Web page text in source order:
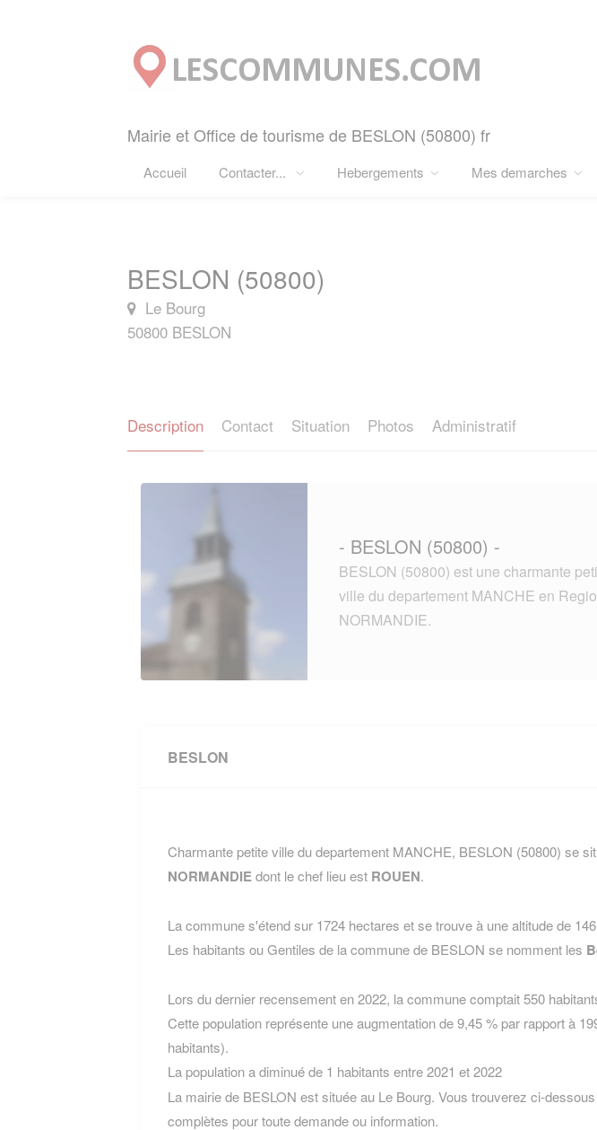
Mairie et Office de tourisme de BESLON (50800) fr
Accueil Contacter... Hebergements Mes demarches
BESLON (50800)
Le Bourg
50800 BESLON
Description Contact Situation Photos Administratif
- BESLON (50800) -
BESLON (50800) est une charmante
ville du departement MANCHE en
NORMANDIE.
BESLON
Charmante petite ville du departement MANCHE, BESLON (50800) se
NORMANDIEdont le chef lieu est ROUEN.
La commune s'étend sur 1724 hectares et se trouve à une altitude de
Les habitants ou Gentiles de la commune de BESLON se nomment les
Lors du dernier recensement en 2022, la commune comptait 550
Cette population représente une augmentation de 9,45 % par rapport à
habitants).
La population a diminué de 1 habitants entre 2021 et 2022
La mairie de BESLON est située au Le Bourg. Vous trouverez ci-
complètes pour toute demande ou information.